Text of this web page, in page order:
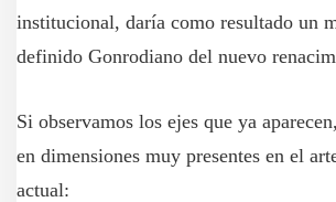
institucional, daría como resultado un
definido Gonrodiano del nuevo
Si observamos los ejes que ya
en dimensiones muy presentes en el
actual: